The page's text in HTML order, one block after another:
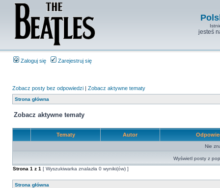
jesteś
Zaloguj się Zarejestruj się
Zobacz posty bez odpowiedzi | Zobacz aktywne tematy
Strona główna
Zobacz aktywne tematy
Tematy Autor
Nie
Wyświetl posty z
Strona 1 z 1 [ Wyszukiwarka znalazła 0 wyniki(ów) ]
Strona główna